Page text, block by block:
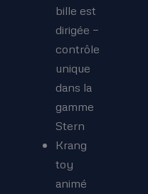
bille est
dirigée —
contrôle
unique
dans la
gamme
Stern
Krang
toy
animé